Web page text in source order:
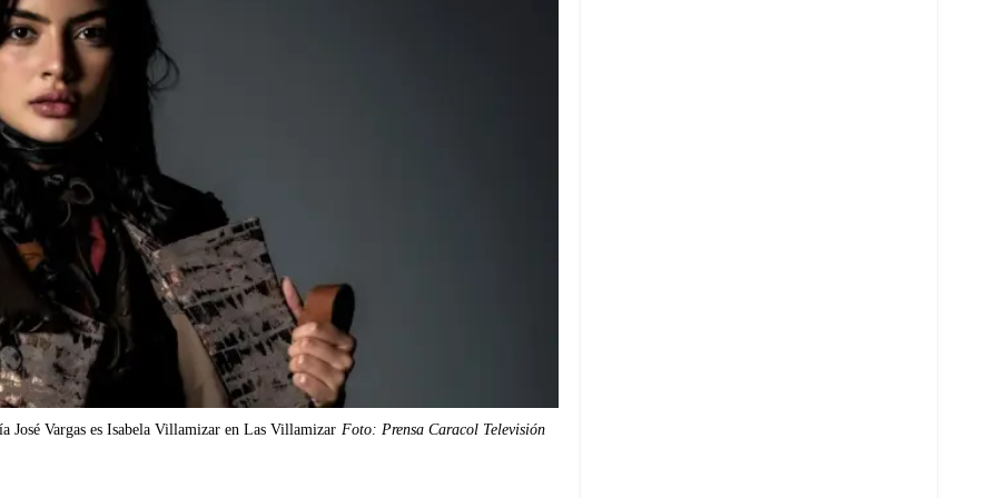
José Vargas es Isabela Villamizar en Las Villamizar Foto: Prensa Caracol Televisión